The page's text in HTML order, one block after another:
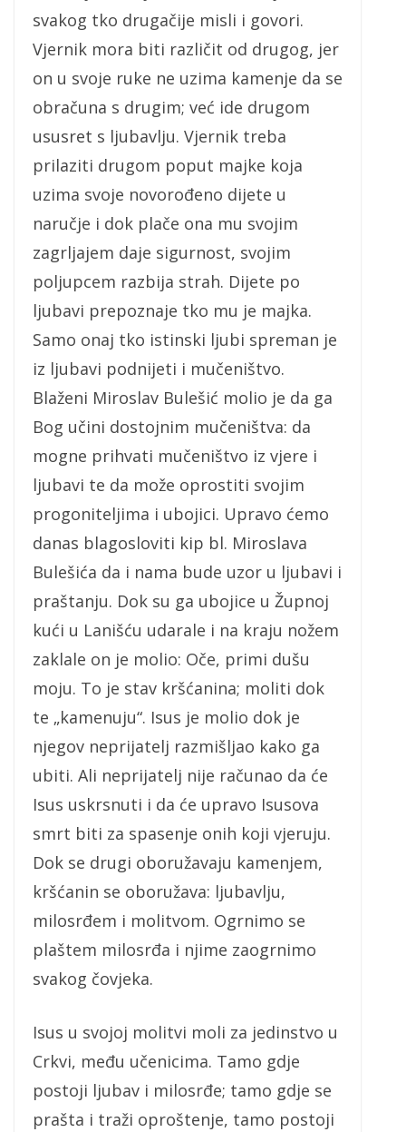
svakog tko drugačije misli i govori.
Vjernik mora biti različit od drugog, jer
on u svoje ruke ne uzima kamenje da se
obračuna s drugim; već ide drugom
ususret s ljubavlju. Vjernik treba
prilaziti drugom poput majke koja
uzima svoje novorođeno dijete u
naručje i dok plače ona mu svojim
zagrljajem daje sigurnost, svojim
poljupcem razbija strah. Dijete po
ljubavi prepoznaje tko mu je majka.
Samo onaj tko istinski ljubi spreman je
iz ljubavi podnijeti i mučeništvo.
Blaženi Miroslav Bulešić molio je da ga
Bog učini dostojnim mučeništva: da
mogne prihvati mučeništvo iz vjere i
ljubavi te da može oprostiti svojim
progoniteljima i ubojici. Upravo ćemo
danas blagosloviti kip bl. Miroslava
Bulešića da i nama bude uzor u ljubavi i
praštanju. Dok su ga ubojice u Župnoj
kući u Lanišću udarale i na kraju nožem
zaklale on je molio: Oče, primi dušu
moju. To je stav kršćanina; moliti dok
te „kamenuju“. Isus je molio dok je
njegov neprijatelj razmišljao kako ga
ubiti. Ali neprijatelj nije računao da će
Isus uskrsnuti i da će upravo Isusova
smrt biti za spasenje onih koji vjeruju.
Dok se drugi oboružavaju kamenjem,
kršćanin se oboružava: ljubavlju,
milosrđem i molitvom. Ogrnimo se
plaštem milosrđa i njime zaogrnimo
svakog čovjeka.
Isus u svojoj molitvi moli za jedinstvo u
Crkvi, među učenicima. Tamo gdje
postoji ljubav i milosrđe; tamo gdje se
prašta i traži oproštenje, tamo postoji